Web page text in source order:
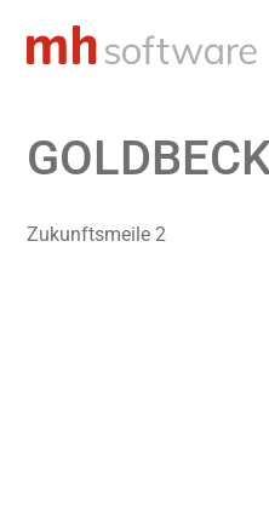
Inhalt
Zukunftsmeile 2